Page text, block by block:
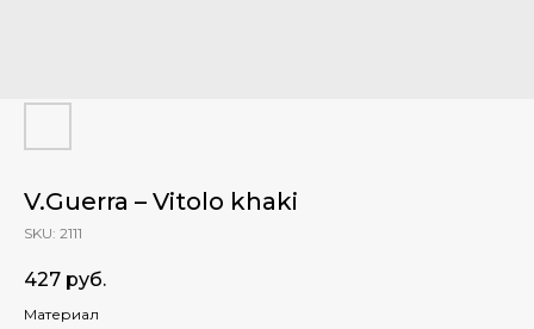
V.Guerra – Vitolo khaki
SKU: 2111
427 руб.
Материал